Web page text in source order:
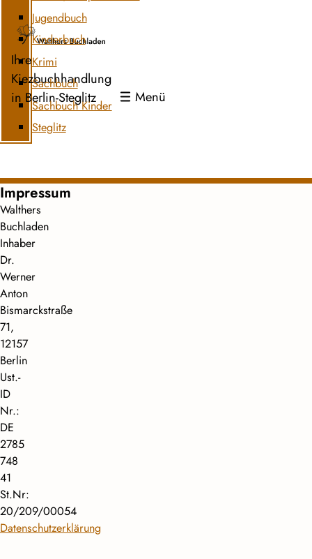
Ihre
Kiezbuchhandlung
in Berlin-Steglitz
Menü
Jugendbuch
Kinderbuch
Krimi
Sachbuch
Sachbuch Kinder
Steglitz
Impressum
Walthers
Buchladen
Inhaber
Dr.
Werner
Anton
Bismarckstraße
71,
12157
Berlin
Ust.-
ID
Nr.:
DE
2785
748
41
St.Nr:
20/209/00054
Datenschutzerklärung